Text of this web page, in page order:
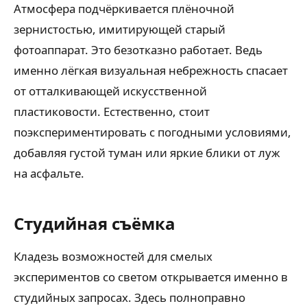
Атмосфера подчёркивается плёночной
зернистостью, имитирующей старый
фотоаппарат. Это безотказно работает. Ведь
именно лёгкая визуальная небрежность спасает
от отталкивающей искусственной
пластиковости. Естественно, стоит
поэкспериментировать с погодными условиями,
добавляя густой туман или яркие блики от луж
на асфальте.
Студийная съёмка
Кладезь возможностей для смелых
экспериментов со светом открывается именно в
студийных запросах. Здесь полноправно